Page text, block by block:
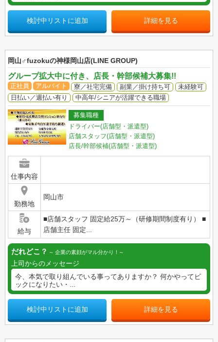
検討中リストに追加 詳細を見る
岡山♂fuzokuの神様岡山店(LINE GROUP)
グループ拡大中に付き、店長・幹部候補大募集!!
正社員 アルバイト 寮／社宅完備 副業／掛け持ち可
未経験可
日払い／週払い有り
中高年/シニアが活躍できる職場
募集職種
ドライバー(店舗型・派遣型)
店舗スタッフ(店舗型・派遣型)
店長/幹部候補(店舗型・派遣型)
仕事内容
勤務地
岡山市
給与
■店舗スタッフ 固定給25万～（研修期間制度有り） ■
店舗主任 固定...
だれどこ？ 企業の素顔がマル分かり！
上司からのメッセージ
今、本気で取り組んでいる事ってありますか？ 何かやってビ
ックになりたい・...
検討中リストに追加 詳細を見る